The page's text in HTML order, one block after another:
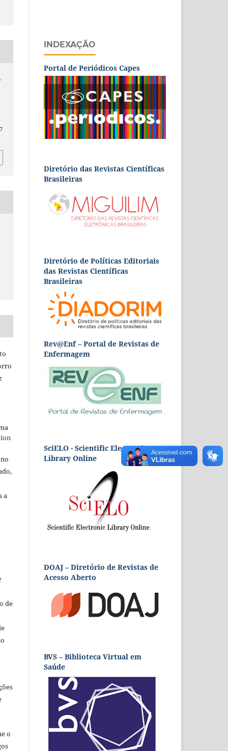
a
de
o
INDEXAÇÃO
Portal de Periódicos Capes
Diretório das Revistas Científicas
Brasileiras
Diretório de Políticas Editoriais
das Revistas Científicas
Brasileiras
Rev@Enf – Portal de Revistas de
Enfermagem
SciELO - Scientific Electronic
Library Online
DOAJ – Diretório de Revistas de
Acesso Aberto
BVS – Biblioteca Virtual em
Saúde